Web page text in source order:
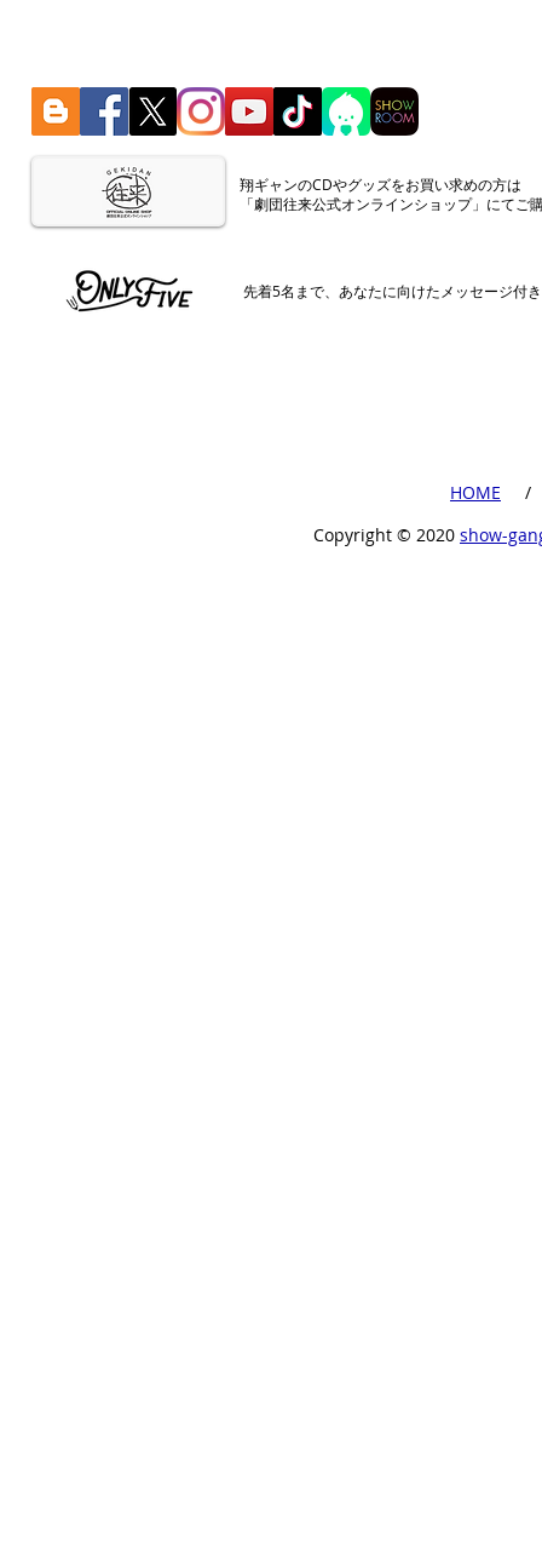
​翔ギャンのCDやグッズをお買い求めの方は
「劇団往来公式オンラインショップ」にてご
先着5名まで、あなたに向けたメッセージ付
​HOME
​ /
Copyright ©︎ 2020 show-